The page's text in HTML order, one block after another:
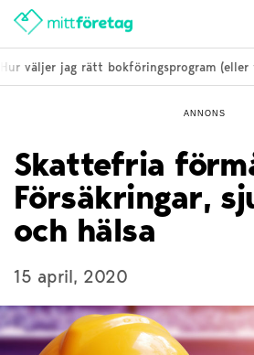
väljer jag rätt bokföringsprogram (eller
ANNONS
Skattefria
Försäkringar,
och hälsa
15 april, 2020